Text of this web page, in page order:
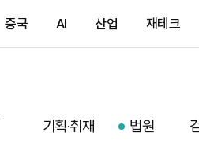
중국 AI 산업 재테크
기획·취재 법원